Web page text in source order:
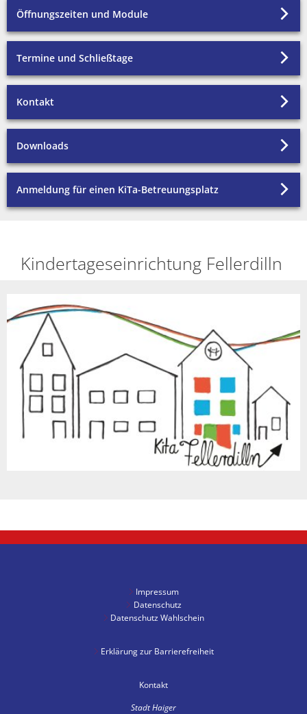
Öffnungszeiten und Module
Termine und Schließtage
Kontakt
Downloads
Anmeldung für einen KiTa-Betreuungsplatz
Kindertageseinrichtung Fellerdilln
Impressum
Datenschutz
Datenschutz Wahlschein
Erklärung zur Barrierefreiheit
Kontakt
Stadt Haiger